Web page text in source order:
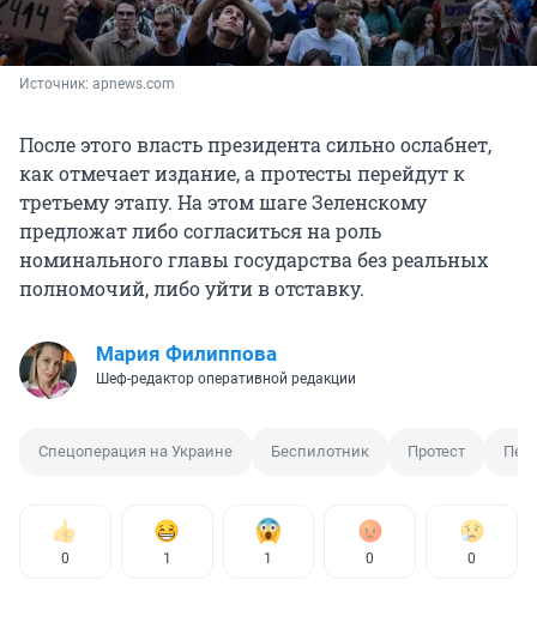
Источник: apnews.com
После этого власть президента сильно ослабнет,
как отмечает издание, а протесты перейдут к
третьему этапу. На этом шаге Зеленскому
предложат либо согласиться на роль
номинального главы государства без реальных
полномочий, либо уйти в отставку.
Мария Филиппова
Шеф-редактор оперативной редакции
Спецоперация на Украине Беспилотник Протест
0 1 1 0 0